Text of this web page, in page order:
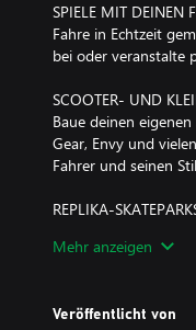
SPIELE MIT DEINEN
Fahre in Echtzeit
bei oder veranstalte
SCOOTER- UND
Baue deinen
Gear, Envy und
Fahrer und seinen
REPLIKA-
wie Washington
Nimm deine besten
Mehr anzeigen
Veröffentlicht von